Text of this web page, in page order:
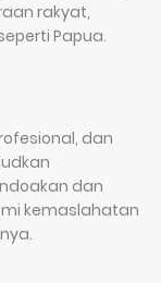
rakyat,
Papua.
dan
dan
kemaslahatan